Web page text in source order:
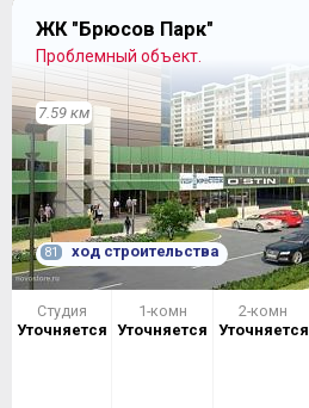
ЖК "Брюсов Парк"
Проблемный объект.
7.59 км
81 ход строительства
Студия
Уточняется
1-комн
Уточняется
2-комн
Уточняется